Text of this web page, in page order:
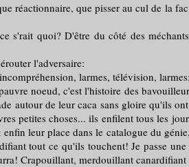
réactionnaire, que pisser au cul de la
quoi? D'être du côté des
l'adversaire:
larmes, télévision,
noeud, c'est l'histoire des
autour de leur caca sans gloire
petites choses... ils enfilent tous les
leur place dans le catalogue du
tout ce qu'ils touchent! Je passe
Crapouillant, merdouillant